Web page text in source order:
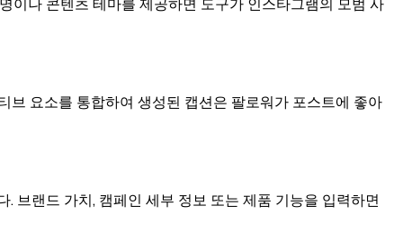
브 요소를 통합하여 생성된 캡션은 팔로워가 포스트에 좋아
브랜드 가치, 캠페인 세부 정보 또는 제품 기능을 입력하면